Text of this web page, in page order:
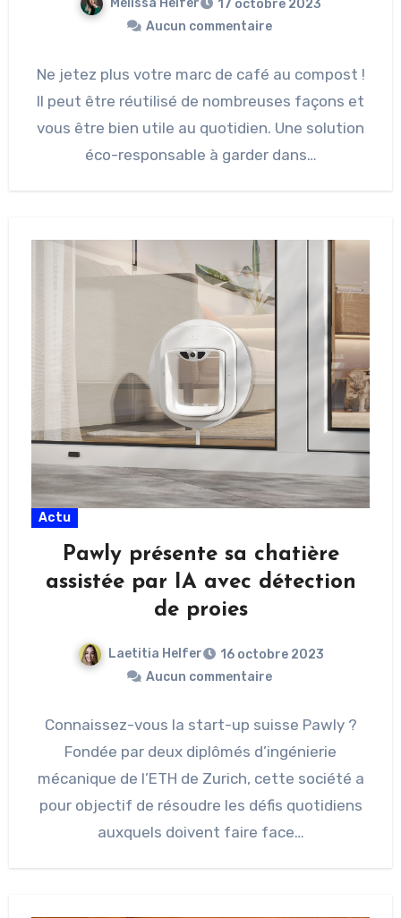
Melissa Helfer
17 octobre 2023
Aucun commentaire
Ne jetez plus votre marc de café au compost !
Il peut être réutilisé de nombreuses façons et
vous être bien utile au quotidien. Une solution
éco-responsable à garder dans…
Actu
Pawly présente sa chatière
assistée par IA avec détection
de proies
Laetitia Helfer
16 octobre 2023
Aucun commentaire
Connaissez-vous la start-up suisse Pawly ?
Fondée par deux diplômés d’ingénierie
mécanique de l’ETH de Zurich, cette société a
pour objectif de résoudre les défis quotidiens
auxquels doivent faire face…